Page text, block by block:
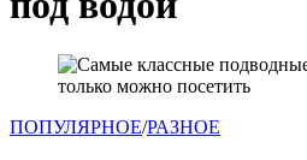
ПОПУЛЯРНОЕ/РАЗНОЕ